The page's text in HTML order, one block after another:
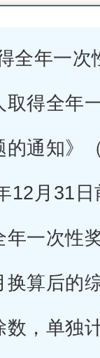
全年一
取得全年
的通知》
12月31
年一次性
换算后的
数，单独